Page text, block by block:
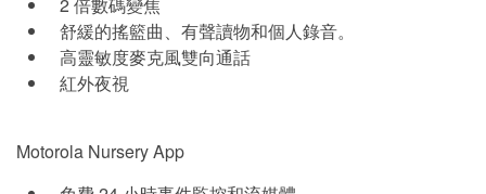
舒緩的搖籃曲、有聲讀物和個人錄音。
高靈敏度麥克風雙向通話
紅外夜視
Motorola Nursery App